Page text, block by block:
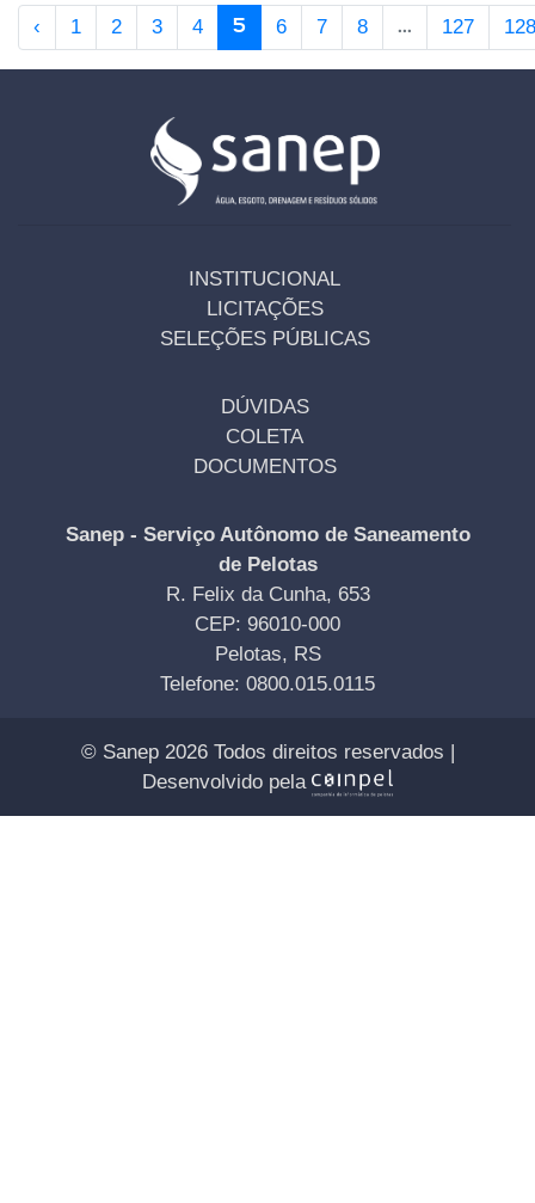
‹ 1 2 3 4 5 6 7 8 ... 127 128
INSTITUCIONAL
LICITAÇÕES
SELEÇÕES PÚBLICAS
DÚVIDAS
COLETA
DOCUMENTOS
Sanep - Serviço Autônomo de Saneamento
de Pelotas
R. Felix da Cunha, 653
CEP: 96010-000
Pelotas, RS
Telefone: 0800.015.0115
© Sanep 2026 Todos direitos reservados |
Desenvolvido pela